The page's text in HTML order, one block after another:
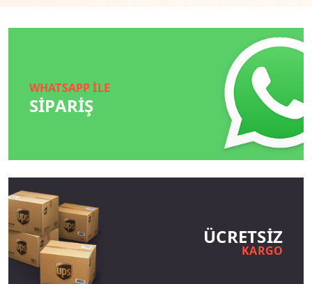
WHATSAPP İLE
SİPARİŞ
ÜCRETSIZ
KARGO